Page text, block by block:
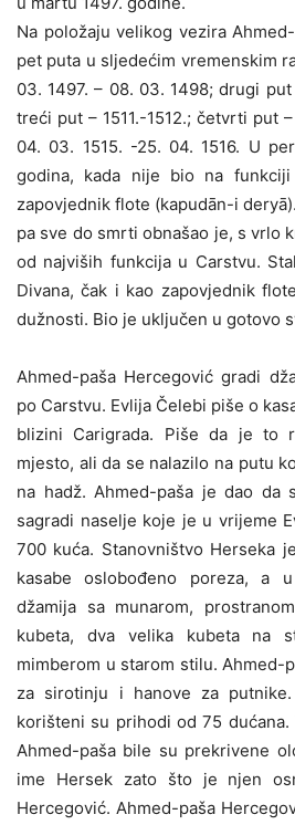
Na položaju velikog vezira
pet puta u sljedećim vremenskim
03. 1497. – 08. 03. 1498; drugi put
treći put – 1511.-1512.; četvrti put
04. 03. 1515. -25. 04. 1516. U
godina, kada nije bio na
zapovjednik flote (kapudān-i
pa sve do smrti obnašao je, s vrlo
od najviših funkcija u Carstvu.
Divana, čak i kao zapovjednik
dužnosti. Bio je uključen u gotovo
Ahmed-paša Hercegović gradi
po Carstvu. Evlija Čelebi piše o
blizini Carigrada. Piše da je to
mjesto, ali da se nalazilo na putu
na hadž. Ahmed-paša je dao da
sagradi naselje koje je u vrijeme
700 kuća. Stanovništvo Herseka
kasabe oslobođeno poreza, a
džamija sa munarom,
kubeta, dva velika kubeta na
mimberom u starom stilu. Ahmed-
za sirotinju i hanove za
korišteni su prihodi od 75
Ahmed-paša bile su prekrivene
ime Hersek zato što je njen
Hercegović. Ahmed-paša